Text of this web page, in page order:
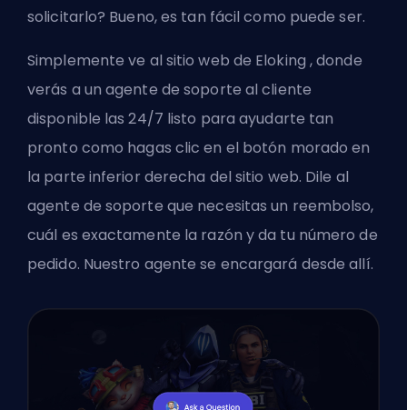
solicitarlo? Bueno, es tan fácil como puede ser.
Simplemente ve al sitio web de Eloking , donde
verás a un agente de soporte al cliente
disponible las 24/7 listo para ayudarte tan
pronto como hagas clic en el botón morado en
la parte inferior derecha del sitio web. Dile al
agente de soporte que necesitas un reembolso,
cuál es exactamente la razón y da tu número de
pedido. Nuestro agente se encargará desde allí.